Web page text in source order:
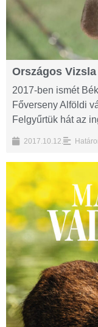
Országos
2017-ben ismét
Főverseny Alföldi
Felgyűrtük hát az
2017.10.12.